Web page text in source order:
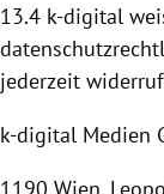
13.4 k-digital
jederzeit
k-digital Medien
1190 Wien,